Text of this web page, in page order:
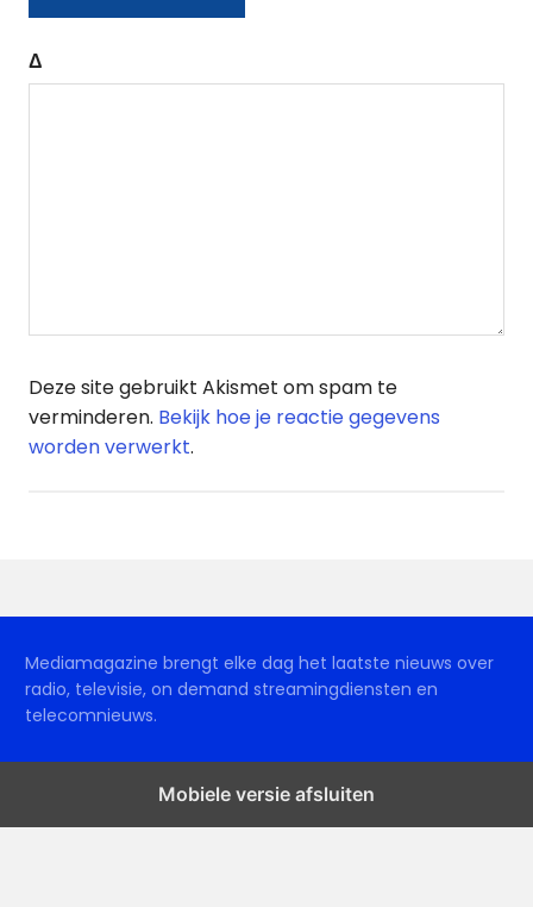
Δ
Deze site gebruikt Akismet om spam te
verminderen. Bekijk hoe je reactie gegevens
worden verwerkt.
Mediamagazine brengt elke dag het laatste nieuws over
radio, televisie, on demand streamingdiensten en
telecomnieuws.
Mobiele versie afsluiten